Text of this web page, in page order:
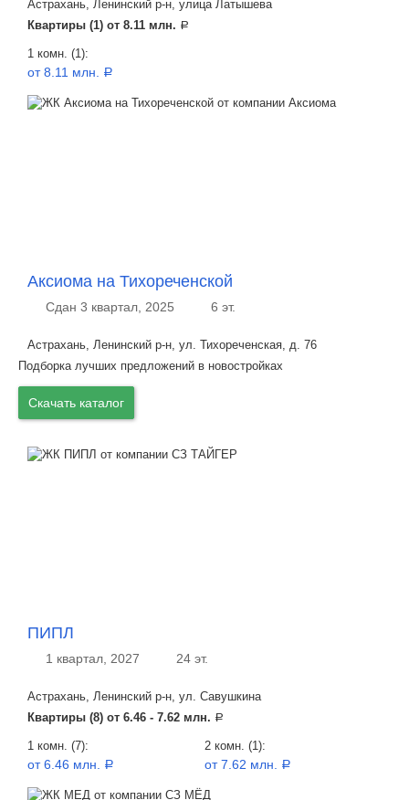
Астрахань, Ленинский р-н, улица Латышева
Квартиры (1) от 8.11 млн. a
1 комн. (1):
от 8.11 млн. a
Аксиома на Тихореченской
Сдан 3 квартал, 2025 6 эт.
Астрахань, Ленинский р-н, ул. Тихореченская, д. 76
Подборка лучших предложений в новостройках
Скачать каталог
ПИПЛ
1 квартал, 2027 24 эт.
Астрахань, Ленинский р-н, ул. Савушкина
Квартиры (8) от 6.46 - 7.62 млн. a
1 комн. (7):
от 6.46 млн. a
2 комн. (1):
от 7.62 млн. a